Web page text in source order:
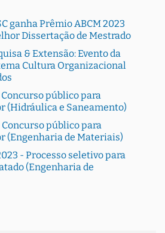
ganha Prêmio ABCM 2023
Dissertação de Mestrado
& Extensão: Evento da
Cultura Organizacional
público para
(Hidráulica e Saneamento)
público para
(Engenharia de Materiais)
- Processo seletivo para
(Engenharia de